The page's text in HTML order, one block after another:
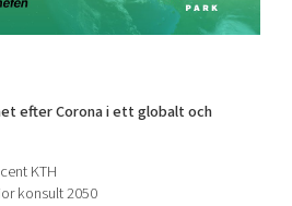
efter Corona i ett globalt och
KTH
konsult 2050